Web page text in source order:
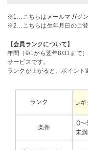
※1…こちらはメールマガジン
※2…こちらは生年月日のご登
【会員ランクについて】
年間（9/1から翌年8/31まで
サービスです。
ランクが上がると、ポイント